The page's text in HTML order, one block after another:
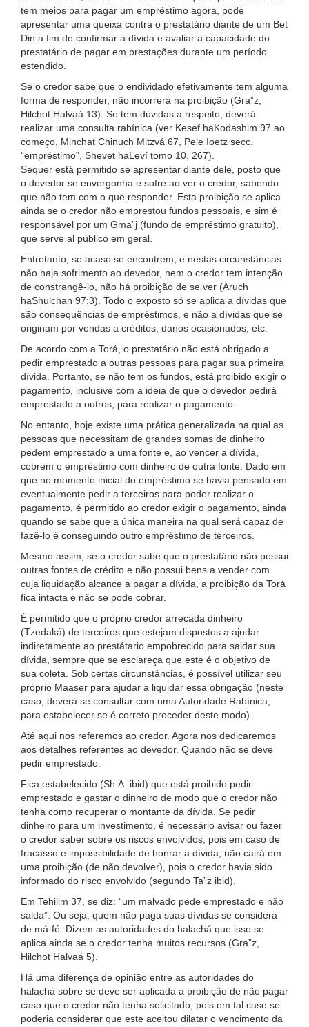
tem meios para pagar um empréstimo agora, pode
apresentar uma queixa contra o prestatário diante de um Bet
Din a fim de confirmar a dívida e avaliar a capacidade do
prestatário de pagar em prestações durante um período
estendido.
Se o credor sabe que o endividado efetivamente tem alguma
forma de responder, não incorrerá na proibição (Gra”z,
Hilchot Halvaá 13). Se tem dúvidas a respeito, deverá
realizar uma consulta rabínica (ver Kesef haKodashim 97 ao
começo, Minchat Chinuch Mitzvá 67, Pele Ioetz secc.
“empréstimo”, Shevet haLeví tomo 10, 267).
Sequer está permitido se apresentar diante dele, posto que
o devedor se envergonha e sofre ao ver o credor, sabendo
que não tem com o que responder. Esta proibição se aplica
ainda se o credor não emprestou fundos pessoais, e sim é
responsável por um Gma”j (fundo de empréstimo gratuito),
que serve al público em geral.
Entretanto, se acaso se encontrem, e nestas circunstâncias
não haja sofrimento ao devedor, nem o credor tem intenção
de constrangê-lo, não há proibição de se ver (Aruch
haShulchan 97:3). Todo o exposto só se aplica a dívidas que
são consequências de empréstimos, e não a dívidas que se
originam por vendas a créditos, danos ocasionados, etc.
De acordo com a Torá, o prestatário não está obrigado a
pedir emprestado a outras pessoas para pagar sua primeira
dívida. Portanto, se não tem os fundos, está proibido exigir o
pagamento, inclusive com a ideia de que o devedor pedirá
emprestado a outros, para realizar o pagamento.
No entanto, hoje existe uma prática generalizada na qual as
pessoas que necessitam de grandes somas de dinheiro
pedem emprestado a uma fonte e, ao vencer a dívida,
cobrem o empréstimo com dinheiro de outra fonte. Dado em
que no momento inicial do empréstimo se havia pensado em
eventualmente pedir a terceiros para poder realizar o
pagamento, é permitido ao credor exigir o pagamento, ainda
quando se sabe que a única maneira na qual será capaz de
fazê-lo é conseguindo outro empréstimo de terceiros.
Mesmo assim, se o credor sabe que o prestatário não possui
outras fontes de crédito e não possui bens a vender com
cuja liquidação alcance a pagar a dívida, a proibição da Torá
fica intacta e não se pode cobrar.
É permitido que o próprio credor arrecada dinheiro
(Tzedaká) de terceiros que estejam dispostos a ajudar
indiretamente ao prestátario empobrecido para saldar sua
dívida, sempre que se esclareça que este é o objetivo de
sua coleta. Sob certas circunstâncias, é possível utilizar seu
próprio Maaser para ajudar a liquidar essa obrigação (neste
caso, deverá se consultar com uma Autoridade Rabínica,
para estabelecer se é correto proceder deste modo).
Até aqui nos referemos ao credor. Agora nos dedicaremos
aos detalhes referentes ao devedor. Quando não se deve
pedir emprestado:
Fica estabelecido (Sh.A. ibid) que está proibido pedir
emprestado e gastar o dinheiro de modo que o credor não
tenha como recuperar o montante da dívida. Se pedir
dinheiro para um investimento, é necessário avisar ou fazer
o credor saber sobre os riscos envolvidos, pois em caso de
fracasso e impossibilidade de honrar a dívida, não cairá em
uma proibição (de não devolver), pois o credor havia sido
informado do risco envolvido (segundo Ta”z ibid).
Em Tehilim 37, se diz: “um malvado pede emprestado e não
salda”. Ou seja, quem não paga suas dívidas se considera
de má-fé. Dizem as autoridades do halachá que isso se
aplica ainda se o credor tenha muitos recursos (Gra”z,
Hilchot Halvaá 5).
Há uma diferença de opinião entre as autoridades do
halachá sobre se deve ser aplicada a proibição de não pagar
caso que o credor não tenha solicitado, pois em tal caso se
poderia considerar que este aceitou dilatar o vencimento da